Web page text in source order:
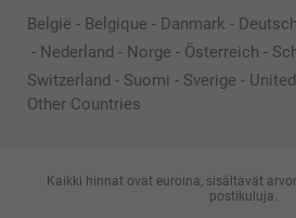
België - Belgique - Danmark -
- Nederland - Norge - Österreich -
Switzerland - Suomi - Sverige -
Other Countries
Kaikki hinnat ovat euroina, sisältävät
postikuluja.